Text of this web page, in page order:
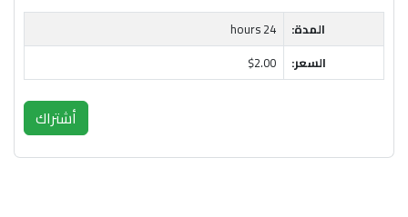
المدة:
24 hours
السعر:
$2.00
أشتراك